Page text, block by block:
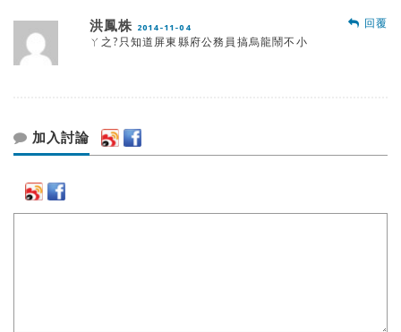
洪鳳株 2014-11-04
ㄚ之?只知道屏東縣府公務員搞烏龍鬧不小
回覆
加入討論